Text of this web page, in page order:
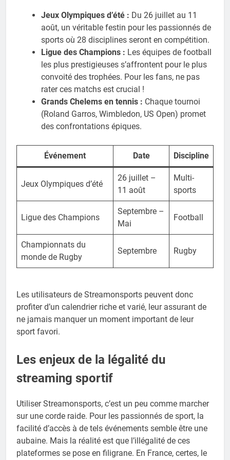
Jeux Olympiques d’été : Du 26 juillet au 11
août, un véritable festin pour les passionnés de
sports où 28 disciplines seront en compétition.
Ligue des Champions : Les équipes de football
les plus prestigieuses s’affrontent pour le plus
convoité des trophées. Pour les fans, ne pas
rater ces matchs est crucial !
Grands Chelems en tennis : Chaque tournoi
(Roland Garros, Wimbledon, US Open) promet
des confrontations épiques.
Événement Date Discipline
Jeux Olympiques d’été
26 juillet –
11 août
Multi-
sports
Ligue des Champions
Septembre –
Mai
Football
Championnats du
monde de Rugby
Septembre Rugby
Les utilisateurs de Streamonsports peuvent donc
profiter d’un calendrier riche et varié, leur assurant de
ne jamais manquer un moment important de leur
sport favori.
Les enjeux de la légalité du
streaming sportif
Utiliser Streamonsports, c’est un peu comme marcher
sur une corde raide. Pour les passionnés de sport, la
facilité d’accès à de tels événements semble être une
aubaine. Mais la réalité est que l’illégalité de ces
plateformes se pose en filigrane. En France, certes, le